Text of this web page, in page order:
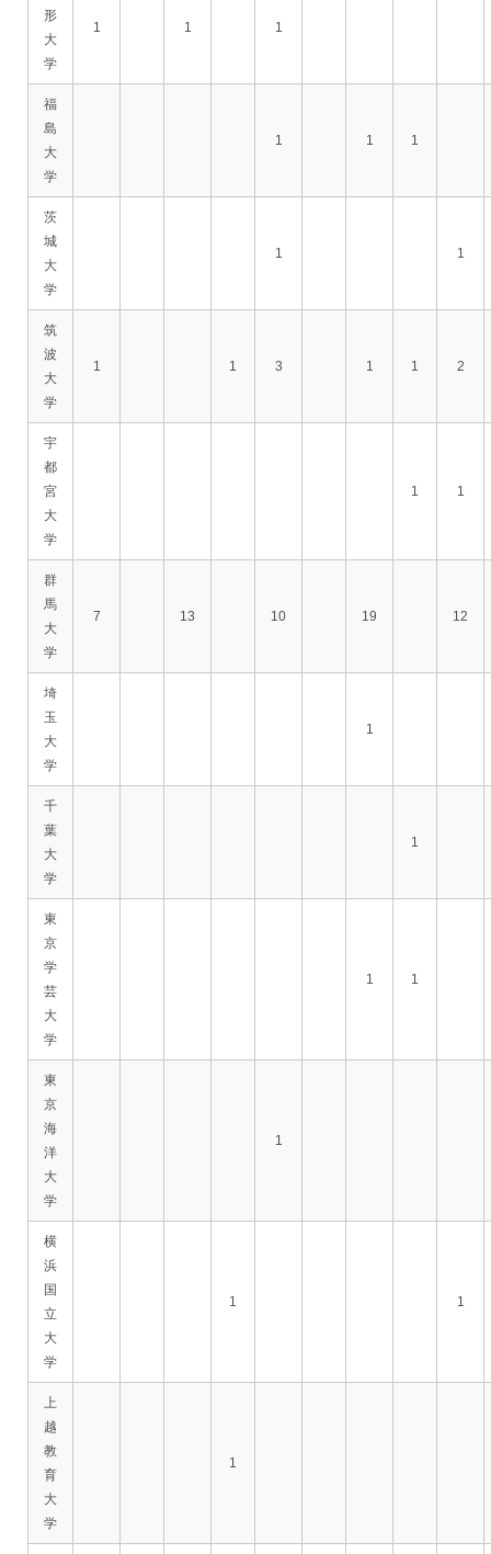
形
大
学
1 1 1
福
島
大
学
1 1 1
茨
城
大
学
1 1
筑
波
大
学
1 1 3 1 1 2
宇
都
宮
大
学
1 1
群
馬
大
学
7 13 10 19 12
埼
玉
大
学
1
千
葉
大
学
1
東
京
学
芸
大
学
1 1
東
京
海
洋
大
学
1
横
浜
国
立
大
学
1 1
上
越
教
育
大
学
1